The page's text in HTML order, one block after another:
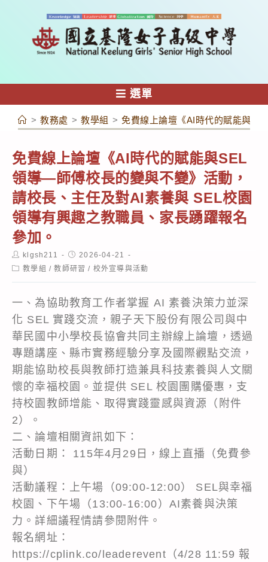
容
選單
> 教務處 > 教學組 > 免費線上論壇《AI時代的賦能與
免費線上論壇《AI時代的賦能與SEL
領導—師傅校長的變與不變》活動，
請校長、主任及對AI素養與 SEL校園
領導有興趣之教職員、家長踴躍報名
參加。
Post
author:
klgsh211
Post
published:
2026-04-21
Post教學組 / 教師研習 / 校外宣導與活動
一、為協助教育工作者掌握 AI 素養決策力並深
化 SEL 實踐交流，親子天下股份有限公司與中
華民國中小學校長協會共同主辦線上論壇，透過
專題講座、縣市實務經驗分享及國際觀點交流，
期能協助校長與教師打造兼具科技素養與人文關
懷的幸福校園。並提供 SEL 校園團購優惠，支
持校園教師增能、取得實踐靈感與資源（附件
2）。
二、論壇相關資訊如下：
活動日期： 115年4月29日，線上直播（免費參
與）
活動議程：上午場（09:00-12:00） SEL與幸福
校園、下午場（13:00-16:00）AI素養與決策
力。詳細議程情請參閱附件。
報名網址：
https://cplink.co/leaderevent（4/28 11:59 報